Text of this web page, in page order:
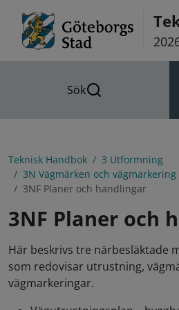
Sök
Teknisk Handbok
3 Utformning
3N Vägmärken och vägmarkering
3NF Planer och handlingar
3NF Planer och
Här beskrivs tre närbesläktade
som redovisar utrustning,
vägmarkeringar.